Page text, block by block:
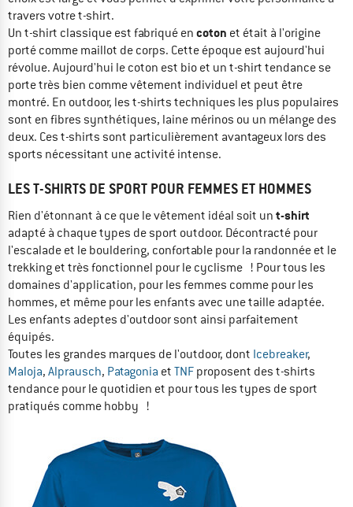
travers votre t-shirt.
Un t-shirt classique est fabriqué en coton et était à l'origine
porté comme maillot de corps. Cette époque est aujourd'hui
révolue. Aujourd'hui le coton est bio et un t-shirt tendance se
porte très bien comme vêtement individuel et peut être
montré. En outdoor, les t-shirts techniques les plus populaires
sont en fibres synthétiques, laine mérinos ou un mélange des
deux. Ces t-shirts sont particulièrement avantageux lors des
sports nécessitant une activité intense.
LES T-SHIRTS DE SPORT POUR FEMMES ET HOMMES
Rien d'étonnant à ce que le vêtement idéal soit un t-shirt
adapté à chaque types de sport outdoor. Décontracté pour
l'escalade et le bouldering, confortable pour la randonnée et le
trekking et très fonctionnel pour le cyclisme ! Pour tous les
domaines d'application, pour les femmes comme pour les
hommes, et même pour les enfants avec une taille adaptée.
Les enfants adeptes d'outdoor sont ainsi parfaitement
équipés.
Toutes les grandes marques de l'outdoor, dont Icebreaker,
Maloja, Alprausch, Patagonia et TNF proposent des t-shirts
tendance pour le quotidien et pour tous les types de sport
pratiqués comme hobby !